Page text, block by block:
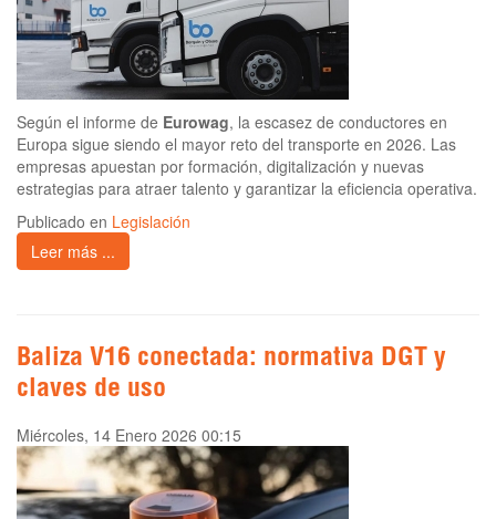
Según el informe de Eurowag, la escasez de conductores en
Europa sigue siendo el mayor reto del transporte en 2026. Las
empresas apuestan por formación, digitalización y nuevas
estrategias para atraer talento y garantizar la eficiencia operativa.
Publicado en Legislación
Leer más ...
Baliza V16 conectada: normativa DGT y
claves de uso
Miércoles, 14 Enero 2026 00:15